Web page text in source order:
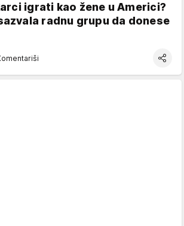
igrati kao žene u Americi?
radnu grupu da donese